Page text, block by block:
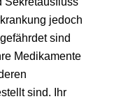
jedoch
sind
Medikamente
sind. Ihr